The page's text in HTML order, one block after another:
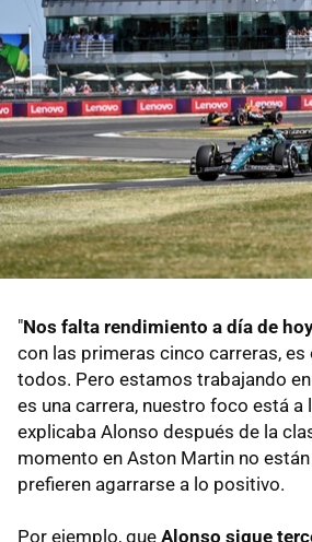
"Nos falta rendimiento a día de
con las primeras cinco carreras, es
todos. Pero estamos trabajando
es una carrera, nuestro foco está a
explicaba Alonso después de la
momento en Aston Martin no
prefieren agarrarse a lo positivo.
Por ejemplo, que Alonso sigue